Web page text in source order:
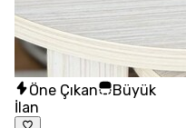
Öne Çıkan
Büyük
İlan